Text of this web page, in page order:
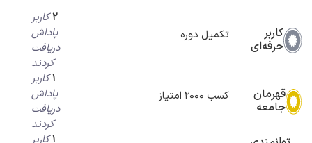
کاربر
حرفه‌ای
تکمیل دوره
2کاربر
پاداش
دریافت
کردند
قهرمان
جامعه
کسب 2000 امتیاز
1کاربر
پاداش
دریافت
کردند
1کاربر